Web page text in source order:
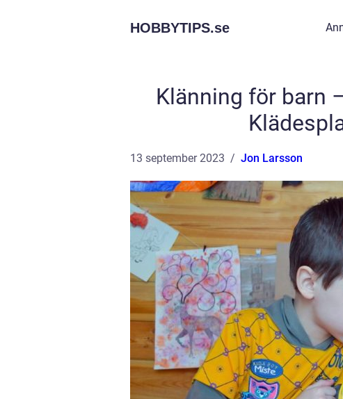
HOBBYTIPS.se
Klänning för barn
13 september 2023 Jon Larsson